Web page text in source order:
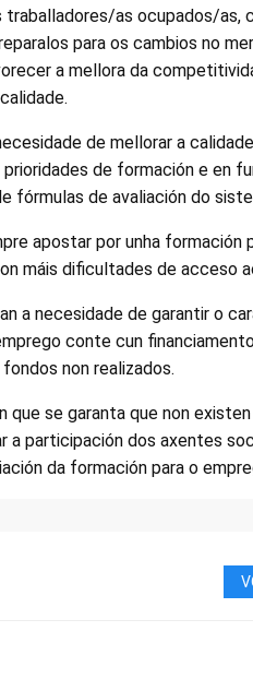
as ocupados/as,
para os cambios no
a mellora da
de mellorar a
de formación e en
fórmulas de avaliación do
apostar por unha formación
máis dificultades de acceso
a necesidade de garantir o
conte cun
non realizados.
que se garanta que non
a participación dos axentes
da formación para o